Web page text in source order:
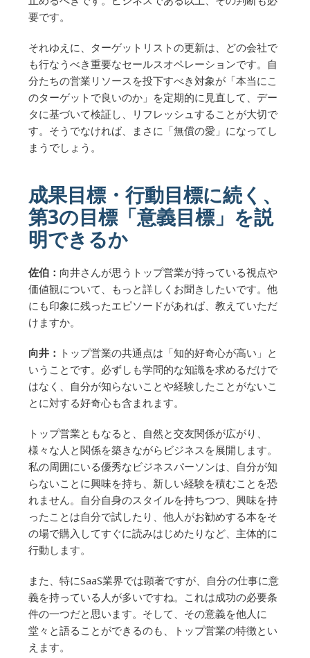
要です。
それゆえに、ターゲットリストの更新は、どの会社で
も行なうべき重要なセールスオペレーションです。自
分たちの営業リソースを投下すべき対象が「本当にこ
のターゲットで良いのか」を定期的に見直して、デー
タに基づいて検証し、リフレッシュすることが大切で
す。そうでなければ、まさに「無償の愛」になってし
まうでしょう。
成果目標・行動目標に続く、
第3の目標「意義目標」を説
明できるか
佐伯： 向井さんが思うトップ営業が持っている視点や
価値観について、もっと詳しくお聞きしたいです。他
にも印象に残ったエピソードがあれば、教えていただ
けますか。
向井： トップ営業の共通点は「知的好奇心が高い」と
いうことです。必ずしも学問的な知識を求めるだけで
はなく、自分が知らないことや経験したことがないこ
とに対する好奇心も含まれます。
トップ営業ともなると、自然と交友関係が広がり、
様々な人と関係を築きながらビジネスを展開します。
私の周囲にいる優秀なビジネスパーソンは、自分が知
らないことに興味を持ち、新しい経験を積むことを恐
れません。自分自身のスタイルを持ちつつ、興味を持
ったことは自分で試したり、他人がお勧めする本をそ
の場で購入してすぐに読みはじめたりなど、主体的に
行動します。
また、特にSaaS業界では顕著ですが、自分の仕事に意
義を持っている人が多いですね。これは成功の必要条
件の一つだと思います。そして、その意義を他人に
堂々と語ることができるのも、トップ営業の特徴とい
えます。